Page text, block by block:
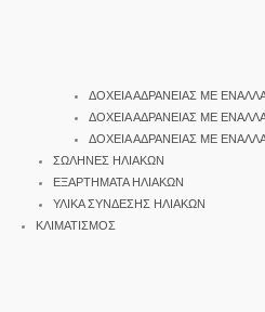
ΔΟΧΕΙΑ ΑΔΡΑΝΕΙΑΣ ΜΕ
ΔΟΧΕΙΑ ΑΔΡΑΝΕΙΑΣ ΜΕ
ΔΟΧΕΙΑ ΑΔΡΑΝΕΙΑΣ ΜΕ
ΣΩΛΗΝΕΣ ΗΛΙΑΚΩΝ
ΕΞΑΡΤΗΜΑΤΑ ΗΛΙΑΚΩΝ
ΥΛΙΚΑ ΣΥΝΔΕΣΗΣ ΗΛΙΑΚΩΝ
ΚΛΙΜΑΤΙΣΜΟΣ